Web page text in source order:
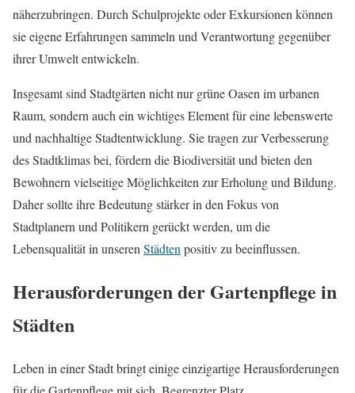
näherzubringen. Durch Schulprojekte oder Exkursionen können
sie eigene Erfahrungen sammeln und Verantwortung gegenüber
ihrer Umwelt entwickeln.
Insgesamt sind Stadtgärten nicht nur grüne Oasen im urbanen
Raum, sondern auch ein wichtiges Element für eine lebenswerte
und nachhaltige Stadtentwicklung. Sie tragen zur Verbesserung
des Stadtklimas bei, fördern die Biodiversität und bieten den
Bewohnern vielseitige Möglichkeiten zur Erholung und Bildung.
Daher sollte ihre Bedeutung stärker in den Fokus von
Stadtplanern und Politikern gerückt werden, um die
Lebensqualität in unseren Städten positiv zu beeinflussen.
Herausforderungen der Gartenpflege in
Städten
Leben in einer Stadt bringt einige einzigartige Herausforderungen